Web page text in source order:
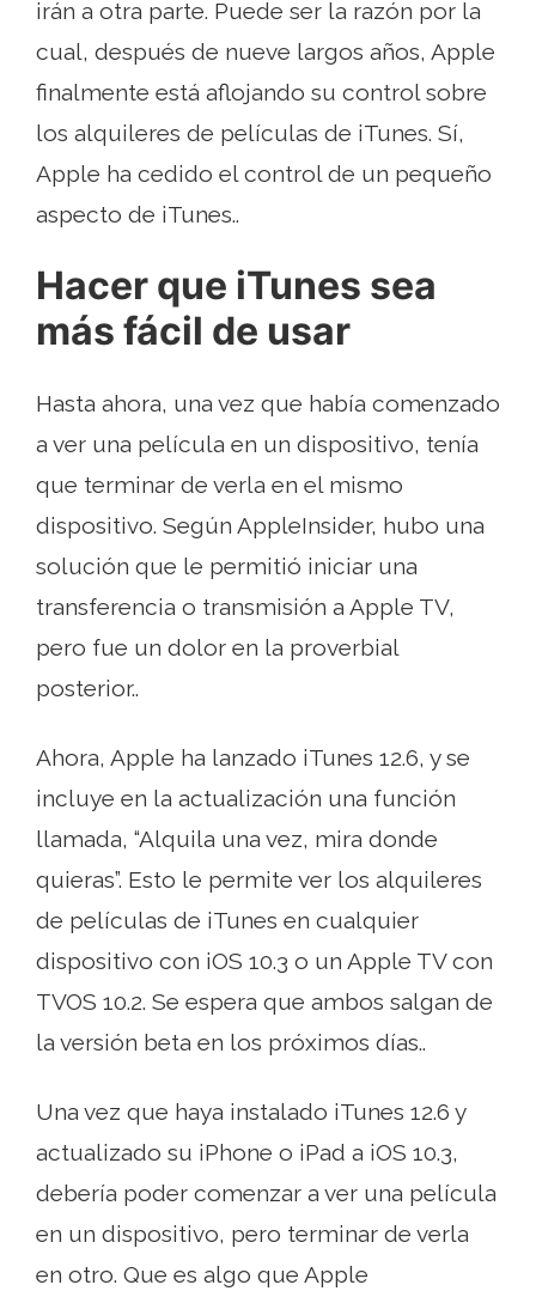
irán a otra parte. Puede ser la razón por la
cual, después de nueve largos años, Apple
finalmente está aflojando su control sobre
los alquileres de películas de iTunes. Sí,
Apple ha cedido el control de un pequeño
aspecto de iTunes..
Hacer que iTunes sea
más fácil de usar
Hasta ahora, una vez que había comenzado
a ver una película en un dispositivo, tenía
que terminar de verla en el mismo
dispositivo. Según AppleInsider, hubo una
solución que le permitió iniciar una
transferencia o transmisión a Apple TV,
pero fue un dolor en la proverbial
posterior..
Ahora, Apple ha lanzado iTunes 12.6, y se
incluye en la actualización una función
llamada, “Alquila una vez, mira donde
quieras”. Esto le permite ver los alquileres
de películas de iTunes en cualquier
dispositivo con iOS 10.3 o un Apple TV con
TVOS 10.2. Se espera que ambos salgan de
la versión beta en los próximos días..
Una vez que haya instalado iTunes 12.6 y
actualizado su iPhone o iPad a iOS 10.3,
debería poder comenzar a ver una película
en un dispositivo, pero terminar de verla
en otro. Que es algo que Apple